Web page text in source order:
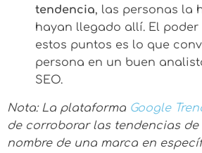
tendencia, las personas la
hayan llegado allí. El
estos puntos es lo que
persona en un buen
SEO.
Nota: La plataforma Google
de corroborar las tendencias
nombre de una marca en